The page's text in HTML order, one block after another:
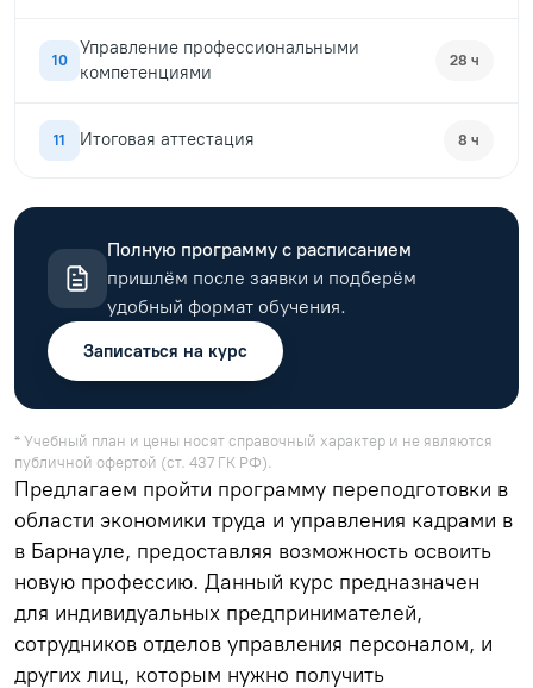
10
Управление профессиональными
компетенциями
28 ч
11 Итоговая аттестация 8 ч
Полную программу с расписанием
пришлём после заявки и подберём
удобный формат обучения.
Записаться на курс
* Учебный план и цены носят справочный характер и не являются
публичной офертой (ст. 437 ГК РФ).
Предлагаем пройти программу переподготовки в
области экономики труда и управления кадрами в
в Барнауле, предоставляя возможность освоить
новую профессию. Данный курс предназначен
для индивидуальных предпринимателей,
сотрудников отделов управления персоналом, и
других лиц, которым нужно получить